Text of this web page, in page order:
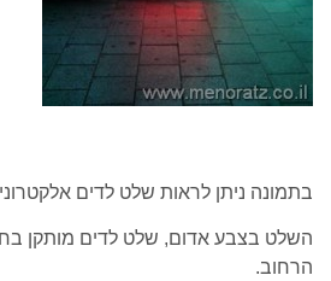
בתמונה ניתן לראות שלט לדים אלקטרוני בגודל
השלט בצבע אדום, שלט לדים מותקן
הרחוב.